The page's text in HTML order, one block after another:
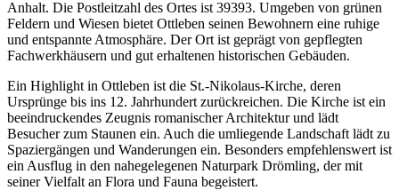
Anhalt. Die Postleitzahl des Ortes ist 39393. Umgeben von grünen
Feldern und Wiesen bietet Ottleben seinen Bewohnern eine ruhige
und entspannte Atmosphäre. Der Ort ist geprägt von gepflegten
Fachwerkhäusern und gut erhaltenen historischen Gebäuden.
Ein Highlight in Ottleben ist die St.-Nikolaus-Kirche, deren
Ursprünge bis ins 12. Jahrhundert zurückreichen. Die Kirche ist ein
beeindruckendes Zeugnis romanischer Architektur und lädt
Besucher zum Staunen ein. Auch die umliegende Landschaft lädt zu
Spaziergängen und Wanderungen ein. Besonders empfehlenswert ist
ein Ausflug in den nahegelegenen Naturpark Drömling, der mit
seiner Vielfalt an Flora und Fauna begeistert.